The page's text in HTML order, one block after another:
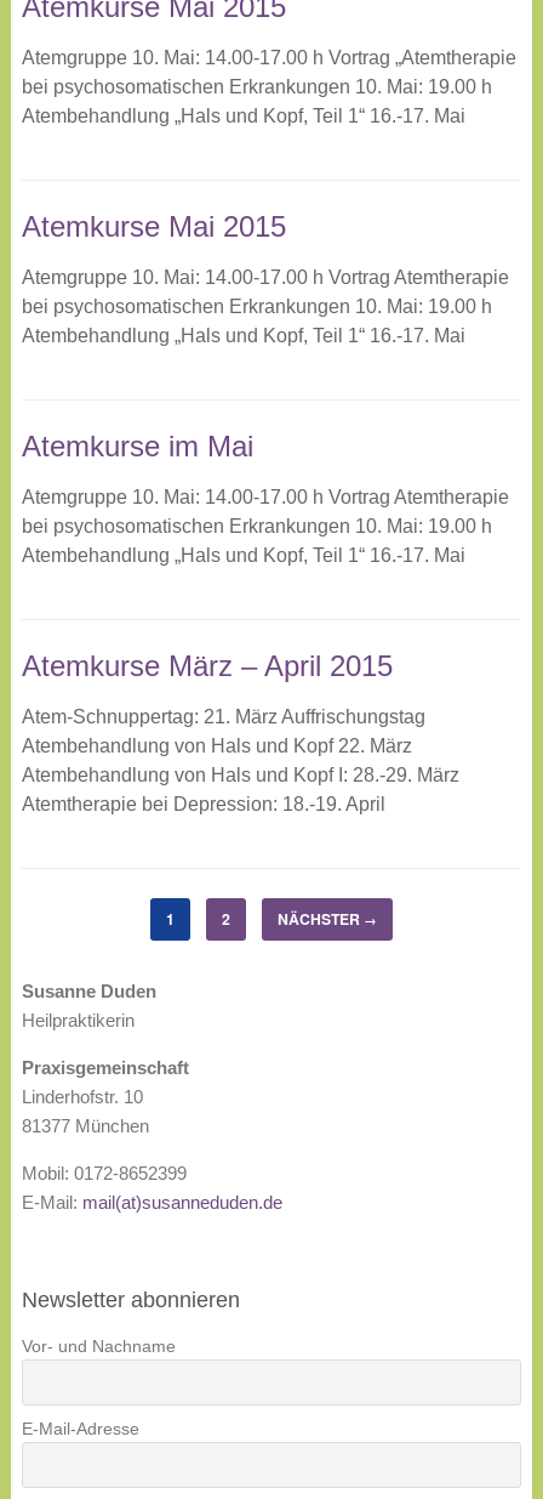
Atemgruppe 10. Mai: 14.00-17.00 h Vortrag „Atemtherapie
bei psychosomatischen Erkrankungen 10. Mai: 19.00 h
Atembehandlung „Hals und Kopf, Teil 1“ 16.-17. Mai
Atemkurse Mai 2015
Atemgruppe 10. Mai: 14.00-17.00 h Vortrag Atemtherapie
bei psychosomatischen Erkrankungen 10. Mai: 19.00 h
Atembehandlung „Hals und Kopf, Teil 1“ 16.-17. Mai
Atemkurse im Mai
Atemgruppe 10. Mai: 14.00-17.00 h Vortrag Atemtherapie
bei psychosomatischen Erkrankungen 10. Mai: 19.00 h
Atembehandlung „Hals und Kopf, Teil 1“ 16.-17. Mai
Atemkurse März – April 2015
Atem-Schnuppertag: 21. März Auffrischungstag
Atembehandlung von Hals und Kopf 22. März
Atembehandlung von Hals und Kopf I: 28.-29. März
Atemtherapie bei Depression: 18.-19. April
1 2 NÄCHSTER →
Susanne Duden
Heilpraktikerin
Praxisgemeinschaft
Linderhofstr. 10
81377 München
Mobil: 0172-8652399
E-Mail: mail(at)susanneduden.de
Newsletter abonnieren
Vor- und Nachname
E-Mail-Adresse